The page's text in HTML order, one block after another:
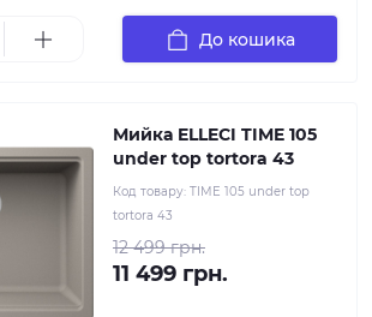
До кошика
Мийка ELLECI TIME 105
under top tortora 43
Код товару: TIME 105 under top
tortora 43
12 499 грн.
11 499 грн.